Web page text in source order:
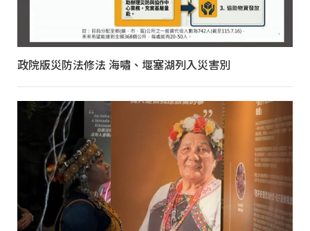
政院版災防法修法 海嘯、堰塞湖列入災害別